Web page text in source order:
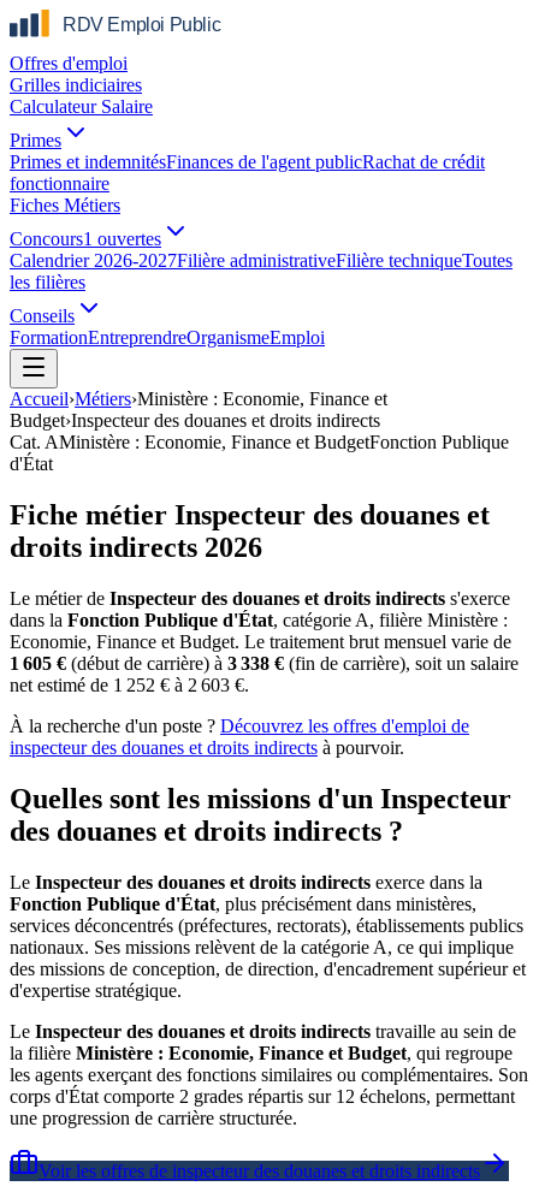
Offres d'emploi
Grilles indiciaires
Calculateur Salaire
Primes
Primes et indemnitésFinances de l'agent publicRachat de crédit
fonctionnaire
Fiches Métiers
Concours1 ouvertes
Calendrier 2026-2027Filière administrativeFilière techniqueToutes
les filières
Conseils
FormationEntreprendreOrganismeEmploi
Accueil›Métiers›Ministère : Economie, Finance et
Budget›Inspecteur des douanes et droits indirects
Cat. AMinistère : Economie, Finance et BudgetFonction Publique
d'État
Fiche métier Inspecteur des douanes et
droits indirects 2026
Le métier de Inspecteur des douanes et droits indirects s'exerce
dans la Fonction Publique d'État, catégorie A, filière Ministère :
Economie, Finance et Budget. Le traitement brut mensuel varie de
1 605 € (début de carrière) à 3 338 € (fin de carrière), soit un salaire
net estimé de 1 252 € à 2 603 €.
À la recherche d'un poste ? Découvrez les offres d'emploi de
inspecteur des douanes et droits indirects à pourvoir.
Quelles sont les missions d'un Inspecteur
des douanes et droits indirects ?
Le Inspecteur des douanes et droits indirects exerce dans la
Fonction Publique d'État, plus précisément dans ministères,
services déconcentrés (préfectures, rectorats), établissements publics
nationaux. Ses missions relèvent de la catégorie A, ce qui implique
des missions de conception, de direction, d'encadrement supérieur et
d'expertise stratégique.
Le Inspecteur des douanes et droits indirects travaille au sein de
la filière Ministère : Economie, Finance et Budget, qui regroupe
les agents exerçant des fonctions similaires ou complémentaires. Son
corps d'État comporte 2 grades répartis sur 12 échelons, permettant
une progression de carrière structurée.
Voir les offres de inspecteur des douanes et droits indirects